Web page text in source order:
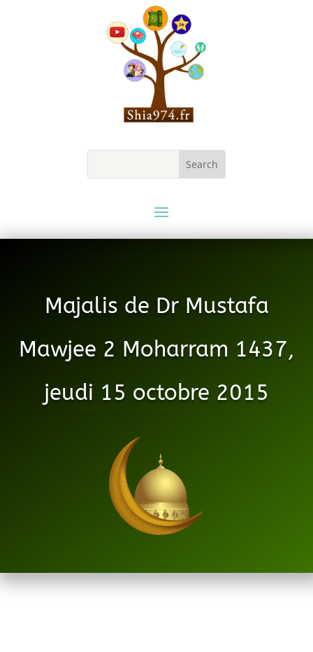
Majalis de Dr Mustafa
Mawjee 2 Moharram 1437,
jeudi 15 octobre 2015